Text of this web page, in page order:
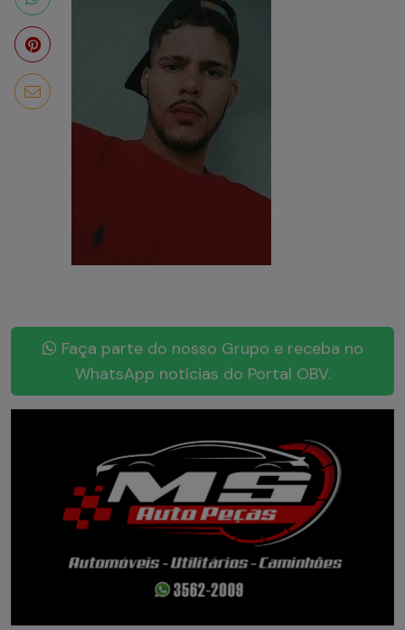
Faça parte do nosso Grupo e receba no
WhatsApp notícias do Portal OBV.